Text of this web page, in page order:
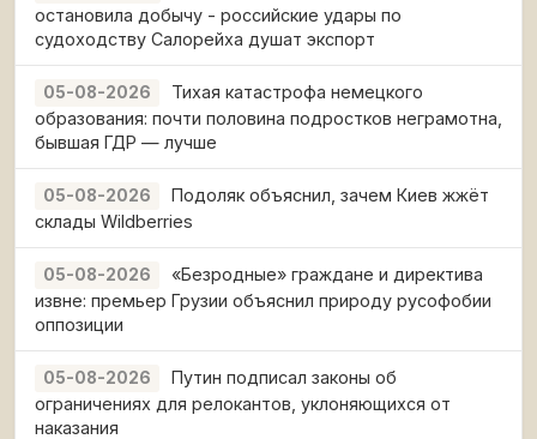
остановила добычу - российские удары по
судоходству Салорейха душат экспорт
05-08-2026
Тихая катастрофа немецкого
образования: почти половина подростков неграмотна,
бывшая ГДР — лучше
05-08-2026
Подоляк объяснил, зачем Киев жжёт
склады Wildberries
05-08-2026
«Безродные» граждане и директива
извне: премьер Грузии объяснил природу русофобии
оппозиции
05-08-2026
Путин подписал законы об
ограничениях для релокантов, уклоняющихся от
наказания